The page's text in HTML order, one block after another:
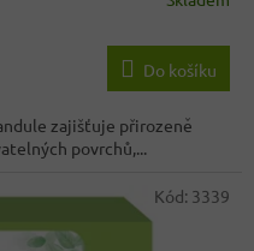
Do košíku
zajišťuje přirozeně
povrchů,...
Kód: 3339